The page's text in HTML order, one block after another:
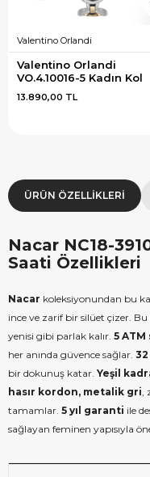
Valentino Orlandi
Valentino Orlandi
VO.4.10016-5 Kadın Kol
Saati
13.890,00 TL
ÜRÜN ÖZELLIKLERI
Nacar NC18-
Saati Özellikleri
Nacar koleksiyonundan bu
ince ve zarif bir silüet çizer. Bu
yenisi gibi parlak kalır. 5
her anında güvence sağlar. 32
bir dokunuş katar. Yeşil
hasır kordon, metalik gri,
tamamlar. 5 yıl garanti ile
sağlayan feminen yapısıyla